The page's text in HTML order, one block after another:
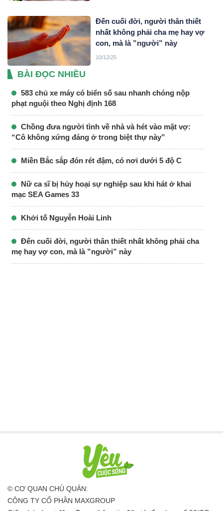
Đến cuối đời, người thân thiết
nhất không phải cha mẹ hay vợ
con, mà là ”người” này
10/12/25
BÀI ĐỌC NHIỀU
583 chủ xe máy có biển số sau nhanh chóng nộp
phạt nguội theo Nghị định 168
Chồng đưa người tình về nhà và hét vào mặt vợ:
“Cô không xứng đáng ở trong biệt thự này”
Miền Bắc sắp đón rét đậm, có nơi dưới 5 độ C
Nữ ca sĩ bị hủy hoại sự nghiệp sau khi hát ở khai
mạc SEA Games 33
Khởi tố Nguyễn Hoài Linh
Đến cuối đời, người thân thiết nhất không phải cha
mẹ hay vợ con, mà là ”người” này
© CƠ QUAN CHỦ QUẢN:
CÔNG TY CỔ PHẦN MAXGROUP